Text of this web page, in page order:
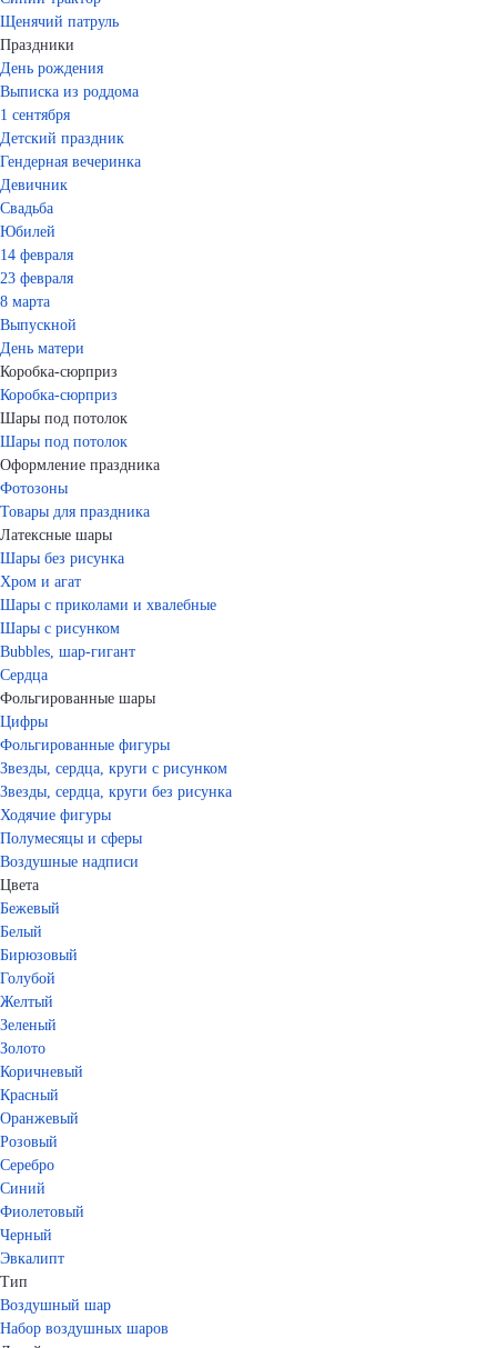
Щенячий патруль
Праздники
День рождения
Выписка из роддома
1 сентября
Детский праздник
Гендерная вечеринка
Девичник
Свадьба
Юбилей
14 февраля
23 февраля
8 марта
Выпускной
День матери
Коробка-сюрприз
Коробка-сюрприз
Шары под потолок
Шары под потолок
Оформление праздника
Фотозоны
Товары для праздника
Латексные шары
Шары без рисунка
Хром и агат
Шары с приколами и хвалебные
Шары с рисунком
Bubbles, шар-гигант
Сердца
Фольгированные шары
Цифры
Фольгированные фигуры
Звезды, сердца, круги с рисунком
Звезды, сердца, круги без рисунка
Ходячие фигуры
Полумесяцы и сферы
Воздушные надписи
Цвета
Бежевый
Белый
Бирюзовый
Голубой
Желтый
Зеленый
Золото
Коричневый
Красный
Оранжевый
Розовый
Серебро
Синий
Фиолетовый
Черный
Эвкалипт
Тип
Воздушный шар
Набор воздушных шаров